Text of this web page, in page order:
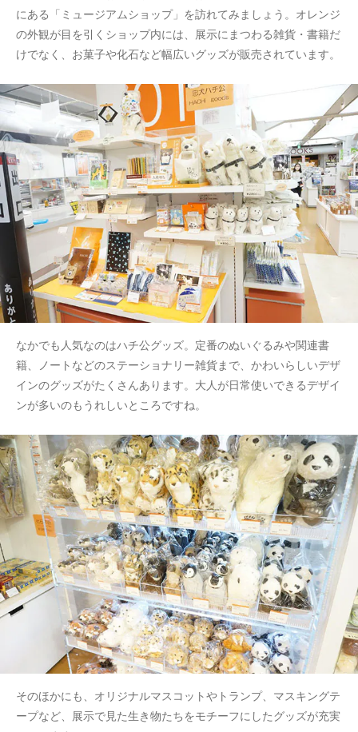
にある「ミュージアムショップ」を訪れてみましょう。オレンジ
の外観が目を引くショップ内には、展示にまつわる雑貨・書籍だ
けでなく、お菓子や化石など幅広いグッズが販売されています。
なかでも人気なのはハチ公グッズ。定番のぬいぐるみや関連書
籍、ノートなどのステーショナリー雑貨まで、かわいらしいデザ
インのグッズがたくさんあります。大人が日常使いできるデザイ
ンが多いのもうれしいところですね。
そのほかにも、オリジナルマスコットやトランプ、マスキングテ
ープなど、展示で見た生き物たちをモチーフにしたグッズが充実